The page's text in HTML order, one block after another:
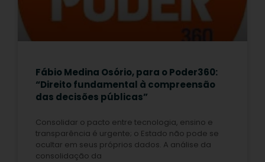
Fábio Medina Osório, para o Poder360:
“Direito fundamental à compreensão
das decisões públicas”
Consolidar o pacto entre tecnologia, ensino e
transparência é urgente; o Estado não pode se
ocultar em seus próprios dados. A análise da
consolidação da